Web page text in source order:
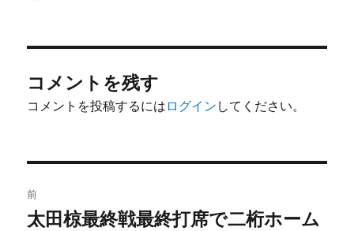
コメントを残す
コメントを投稿するには ログイン してください。
稿
前
前
太田椋最終戦最終打席で二桁ホーム